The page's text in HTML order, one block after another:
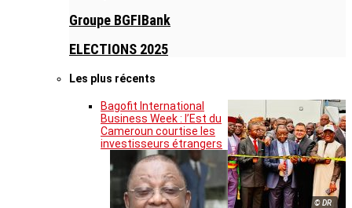
Groupe BGFIBank
ELECTIONS 2025
Les plus récents
© DR
Bagofit International
Business Week : l’Est du
Cameroun courtise les
investisseurs étrangers